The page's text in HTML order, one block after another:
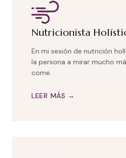
Nutricionista
En mi sesión de nutrición
la persona a mirar mucho
come.
LEER MÁS →